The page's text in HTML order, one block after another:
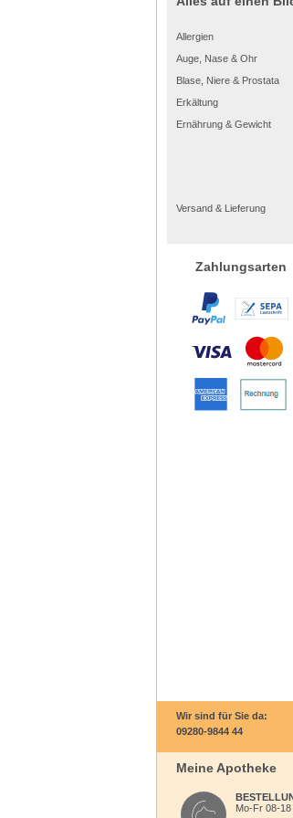
Allergien
Auge, Nase & Ohr
Blase, Niere & Prostata
Erkältung
Ernährung & Gewicht
Versand & Lieferung
Zahlungsarten
Wir sind für Sie da:
09280-9844 44
Meine Apotheke
Mo-Fr 08-